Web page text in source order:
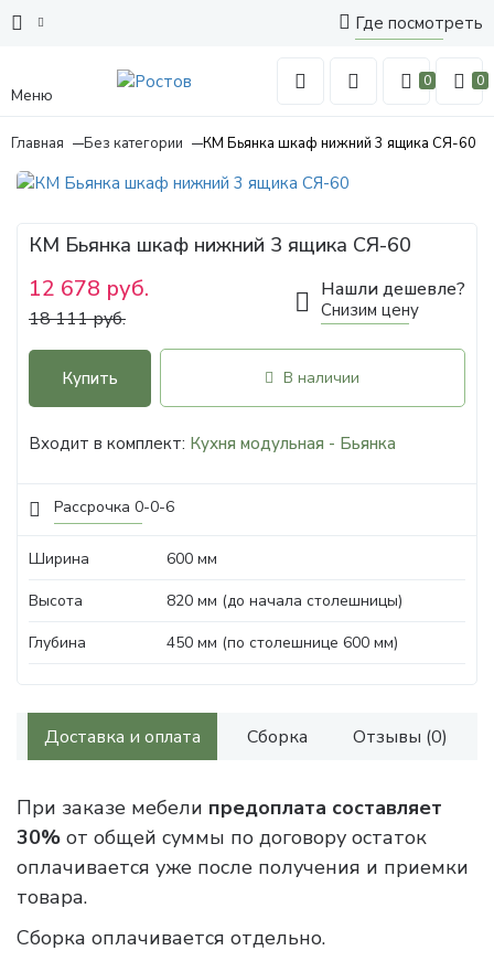
Где посмотреть
Меню
0 0
Главная Без категории КМ Бьянка шкаф нижний 3 ящика СЯ-60
Рассрочка 0-0-6
КМ Бьянка шкаф нижний 3 ящика СЯ-60
12 678 руб.
18 111 руб.
Нашли дешевле?
Снизим цену
Купить В наличии
Входит в комплект: Кухня модульная - Бьянка
Ширина
600 мм
Высота
820 мм (до начала столешницы)
Глубина
450 мм (по столешнице 600 мм)
Доставка и оплата Сборка Отзывы (0)
При заказе мебели предоплата составляет
30% от общей суммы по договору остаток
оплачивается уже после получения и приемки
товара.
Сборка оплачивается отдельно.